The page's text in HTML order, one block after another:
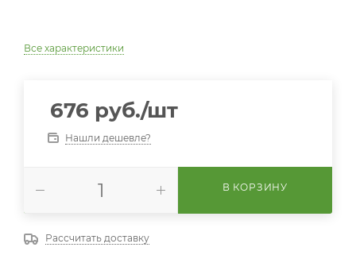
Все характеристики
676 руб./шт
Нашли дешевле?
В КОРЗИНУ
Рассчитать доставку